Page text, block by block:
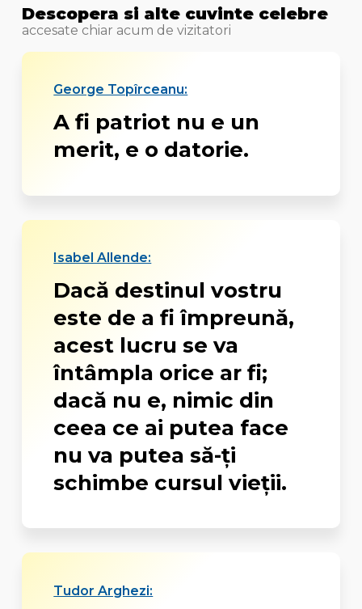
Descopera si alte cuvinte celebre
accesate chiar acum de vizitatori
George Topîrceanu:
A fi patriot nu e un
merit, e o datorie.
Isabel Allende:
Dacă destinul vostru
este de a fi împreună,
acest lucru se va
întâmpla orice ar fi;
dacă nu e, nimic din
ceea ce ai putea face
nu va putea să-ţi
schimbe cursul vieţii.
Tudor Arghezi: